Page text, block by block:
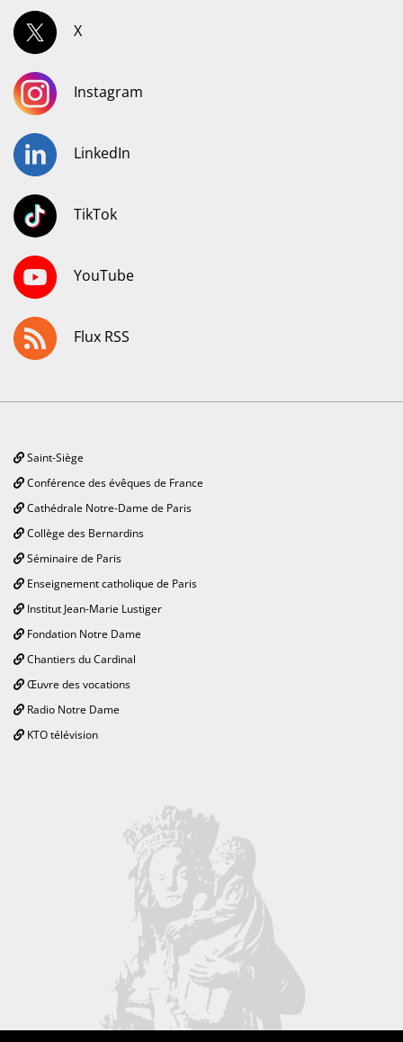
X
Instagram
LinkedIn
TikTok
YouTube
Flux RSS
Saint-Siège
Conférence des évêques de France
Cathédrale Notre-Dame de Paris
Collège des Bernardins
Séminaire de Paris
Enseignement catholique de Paris
Institut Jean-Marie Lustiger
Fondation Notre Dame
Chantiers du Cardinal
Œuvre des vocations
Radio Notre Dame
KTO télévision